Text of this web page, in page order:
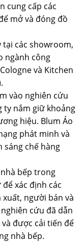
cung cấp các
mở và đóng đồ
các showroom,
ngành công
và Kitchen
vào nghiên cứu
ty nắm giữ khoảng
hiệu. Blum Áo
phát minh và
sáng chế hàng
bếp trong
xác định các
người bán và
cứu đã dẫn
được cải tiến để
nhà bếp.